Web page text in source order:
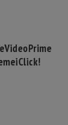
VideoPrime
Click!